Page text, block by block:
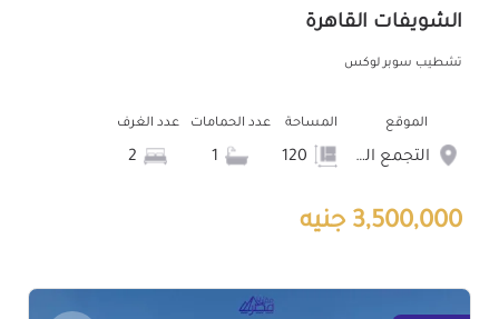
الشويفات القاهرة
تشطيب سوبر لوكس
الموقع
التجمع الخامس الشويفات
المساحة عدد الحمامات عدد الغرف
3,500,000 جنيه